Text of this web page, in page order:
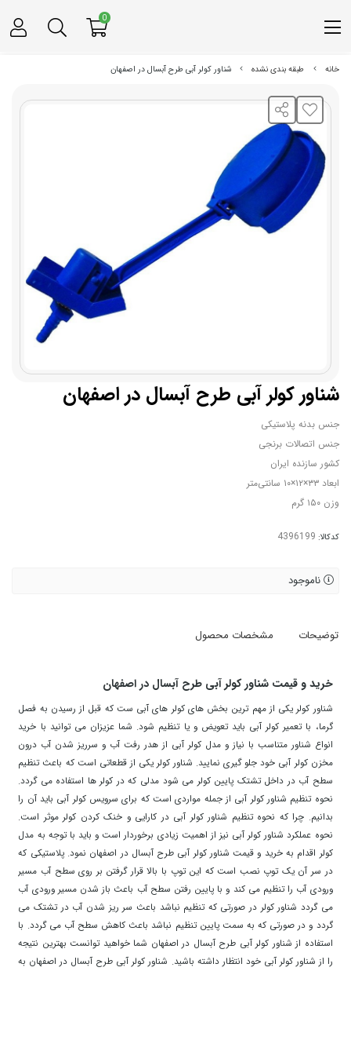
خانه طبقه بندی نشده شناور کولر آبی طرح آبسال در اصفهان
شناور کولر آبی طرح آبسال در اصفهان
جنس بدنه پلاستیکی
جنس اتصالات برنجی
کشور سازنده ایران
ابعاد ۳۳×۱۲×۱۰ سانتی‌متر
وزن ۱۵۰ گرم
کدکالا:
ناموجود
توضیحات مشخصات محصول
خرید و قیمت شناور کولر آبی طرح آبسال در اصفهان
شناور کولر یکی از مهم ترین بخش های کولر های آبی ست که قبل از رسیدن به فصل
گرما، با تعمیر کولر آبی باید تعویض و یا تنظیم شود. شما عزیزان می توانید با خرید
انواع شناور متناسب با نیاز و مدل کولر آبی از هدر رفت آب و سرریز شدن آب درون
مخزن کولر آبی خود جلو گیری نمایید. شناور کولر یکی از قطعاتی است که باعث تنظیم
سطح آب در داخل تشتک پایین کولر می شود مدلی که در کولر ها استفاده می گردد.
نحوه تنظیم شناور کولر آبی از جمله مواردی است که برای سرویس کولر آبی باید آن را
بدانیم. چرا که نحوه تنظیم شناور کولر آبی در کارایی و خنک کردن کولر موثر است.
نحوه عملکرد شناور کولر آبی نیز از اهمیت زیادی برخوردار است و باید با توجه به مدل
کولر اقدام به خرید و قیمت شناور کولر آبی طرح آبسال در اصفهان نمود. پلاستیکی که
در سر آن یک توپ نصب است که این توپ با بالا قرار گرفتن بر روی سطح آب مسیر
ورودی آب را تنظیم می کند و با پایین رفتن سطح آب باعث باز شدن مسیر ورودی آب
می گردد شناور کولر در صورتی که تنظیم نباشد باعث سر ریز شدن آب در تشتک می
گردد و در صورتی که به سمت پایین تنظیم نباشد باعث کاهش سطح آب می گردد. با
استفاده از شناور کولر آبی طرح آبسال در اصفهان شما خواهید توانست بهترین نتیجه
را از شناور کولر آبی خود انتظار داشته باشید. شناور کولر آبی طرح آبسال در اصفهان به
0